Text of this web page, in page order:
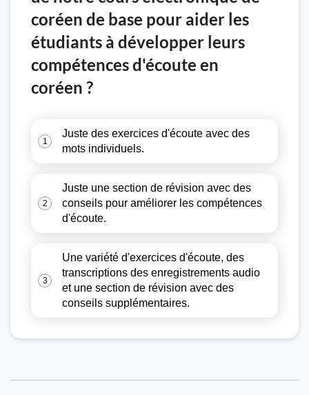
coréen de base pour aider les
étudiants à développer leurs
compétences d'écoute en
coréen ?
1
Juste des exercices d'écoute avec des
mots individuels.
2
Juste une section de révision avec des
conseils pour améliorer les compétences
d'écoute.
3
Une variété d'exercices d'écoute, des
transcriptions des enregistrements audio
et une section de révision avec des
conseils supplémentaires.